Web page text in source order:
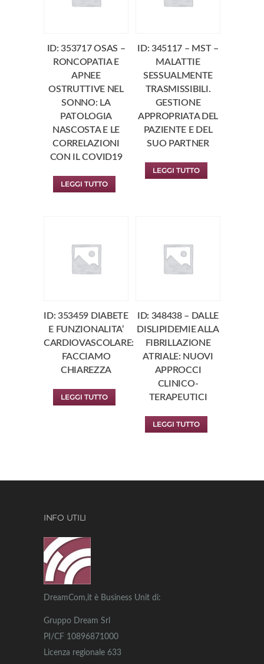
ID: 353717 OSAS –
RONCOPATIA E
APNEE
OSTRUTTIVE NEL
SONNO: LA
PATOLOGIA
NASCOSTA E LE
CORRELAZIONI
CON IL COVID19
LEGGI TUTTO
ID: 345117 – MST –
MALATTIE
SESSUALMENTE
TRASMISSIBILI.
GESTIONE
APPROPRIATA DEL
PAZIENTE E DEL
SUO PARTNER
LEGGI TUTTO
ID: 353459 DIABETE
E FUNZIONALITA’
CARDIOVASCOLARE:
FACCIAMO
CHIAREZZA
LEGGI TUTTO
ID: 348438 – DALLE
DISLIPIDEMIE ALLA
FIBRILLAZIONE
ATRIALE: NUOVI
APPROCCI
CLINICO-
TERAPEUTICI
LEGGI TUTTO
INFO UTILI
DreamCom,it è Business Unit di:
Gruppo Dream Srl
PI/CF 10896871000
Licenza regionale 633